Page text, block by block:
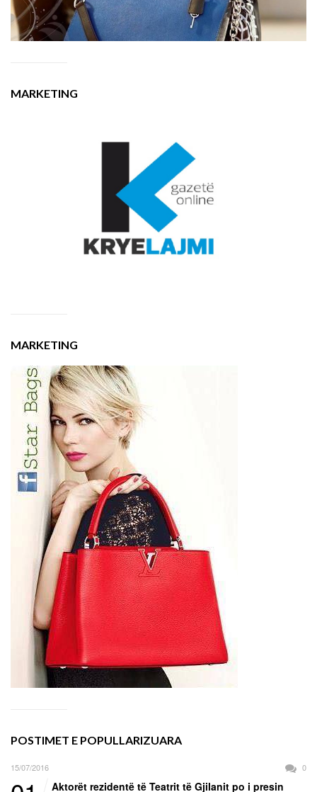
MARKETING
MARKETING
POSTIMET E POPULLARIZUARA
15/07/2016 0
Aktorët rezidentë të Teatrit të Gjilanit po i presin